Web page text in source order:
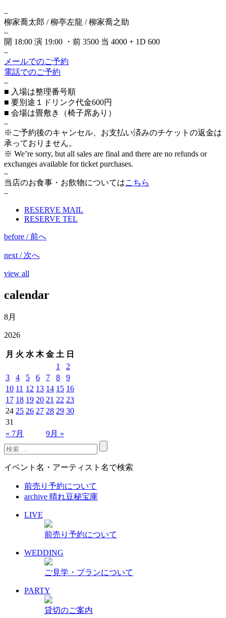
–
柳家喬太郎 / 柳亭左龍 / 柳家喬之助
–
開 18:00 演 19:00 ・前 3500 当 4000 + 1D 600
–
メールでのご予約
電話でのご予約
–
■ 入場は整理番号順
■ 要別途１ドリンク代金600円
■ 会場は畳敷き（椅子席あり）
–
※ご予約後のキャンセル、お支払い済みのチケットの返金は
承っておりません。
※ We’re sorry, but all sales are final and there are no refunds or
exchanges available for ticket purchases.
–
当店のお食事・お飲物についてはこちら
–
RESERVE MAIL
RESERVE TEL
before / 前へ
next / 次へ
view all
calendar
8月
2026
月 火 水 木 金 土 日
« 7月 9月 »
1
2
3
4 5 6 7 8
9
10 11 12 13 14 15 16
17 18 19 20 21 22 23
24 25 26 27 28 29 30
31
イベント名・アーティスト名で検索
前売り予約について
archive 晴れ豆秘宝庫
LIVE
前売り予約について
WEDDING
ご見学・プランについて
PARTY
貸切のご案内